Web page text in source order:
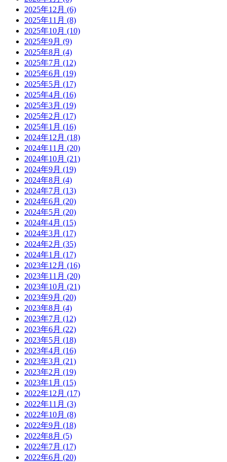
2025年12月 (6)
2025年11月 (8)
2025年10月 (10)
2025年9月 (9)
2025年8月 (4)
2025年7月 (12)
2025年6月 (19)
2025年5月 (17)
2025年4月 (16)
2025年3月 (19)
2025年2月 (17)
2025年1月 (16)
2024年12月 (18)
2024年11月 (20)
2024年10月 (21)
2024年9月 (19)
2024年8月 (4)
2024年7月 (13)
2024年6月 (20)
2024年5月 (20)
2024年4月 (15)
2024年3月 (17)
2024年2月 (35)
2024年1月 (17)
2023年12月 (16)
2023年11月 (20)
2023年10月 (21)
2023年9月 (20)
2023年8月 (4)
2023年7月 (12)
2023年6月 (22)
2023年5月 (18)
2023年4月 (16)
2023年3月 (21)
2023年2月 (19)
2023年1月 (15)
2022年12月 (17)
2022年11月 (3)
2022年10月 (8)
2022年9月 (18)
2022年8月 (5)
2022年7月 (17)
2022年6月 (20)